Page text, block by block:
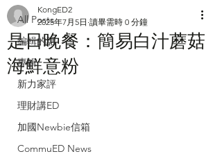
All Posts
編輯的話
專輯
新力家評
理財講ED
加國Newbie信箱
CommuED News
是日晚餐：簡易白汁蘑菇
海鮮意粉
KongED2
2025年7月5日 讀畢需時 0 分鐘